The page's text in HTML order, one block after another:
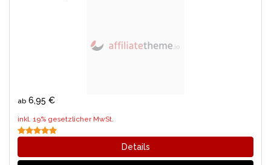
ab 6,95 €
inkl. 19% gesetzlicher MwSt.
Details